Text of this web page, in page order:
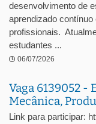
desenvolvimento de
aprendizado
profissionais.
estudantes ...
06/07/2026
Vaga 6139052 -
Mecânica,
Link para participar: